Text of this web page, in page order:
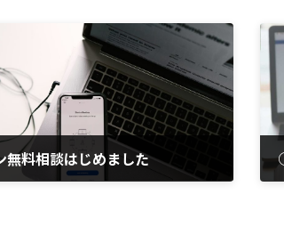
無料相談はじめました